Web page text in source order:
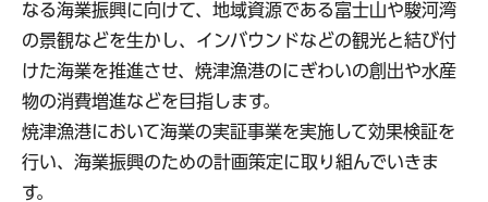
なる海業振興に向けて、地域資源である富士山や駿河湾
の景観などを生かし、インバウンドなどの観光と結び付
けた海業を推進させ、焼津漁港のにぎわいの創出や水産
物の消費増進などを目指します。
焼津漁港において海業の実証事業を実施して効果検証を
行い、海業振興のための計画策定に取り組んでいきま
す。